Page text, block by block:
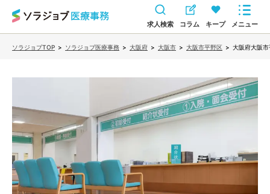
求人検索 コラム キープ メニュー
ソラジョブTOP > ソラジョブ医療事務 > 大阪府 > 大阪市 > 大阪市平野区 > 大阪府大阪